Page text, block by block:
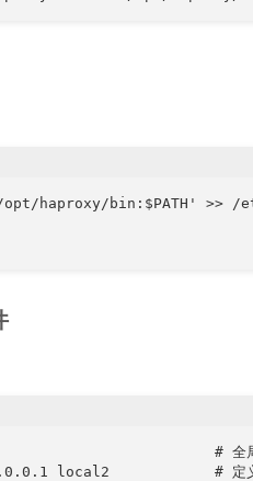
opt/haproxy/bin:$PATH' >>
# 全局配
local2            # 定义